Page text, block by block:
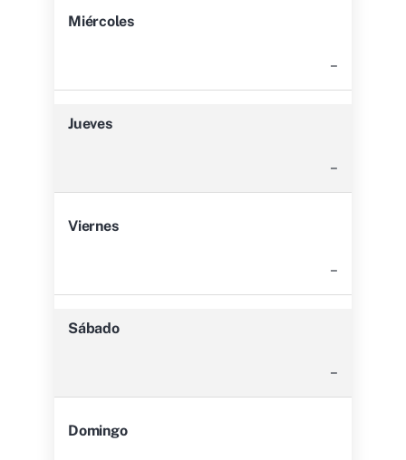
Miércoles
–
Jueves
–
Viernes
–
Sábado
–
Domingo